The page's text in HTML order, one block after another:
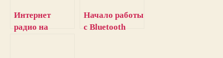
Интернет
радио на
Начало работы
с Bluetooth